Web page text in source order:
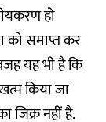
हो
को समाप्त कर
यह भी है कि
किया जा
जिक्र नहीं है.